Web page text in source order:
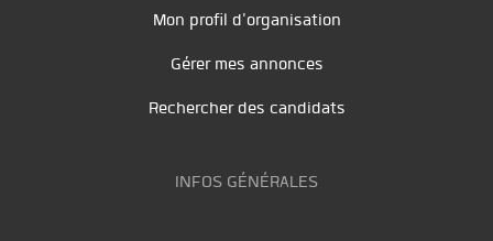
Mon profil d'organisation
Gérer mes annonces
Rechercher des candidats
INFOS GÉNÉRALES